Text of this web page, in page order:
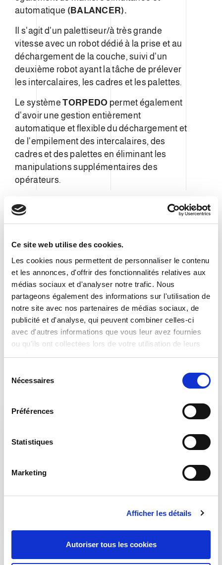
Ce site web utilise des cookies.
Les cookies nous permettent de personnaliser le contenu
et les annonces, d'offrir des fonctionnalités relatives aux
médias sociaux et d'analyser notre trafic. Nous
partageons également des informations sur l'utilisation de
notre site avec nos partenaires de médias sociaux, de
publicité et d'analyse, qui peuvent combiner celles-ci
avec d'autres informations que vous leur avez fournies
ou qu'ils ont collectées lors de votre utilisation de leurs
services.
Nécessaires
Préférences
Statistiques
Marketing
Afficher les détails
Autoriser tous les cookies
automatique (BALANCER).
Il s'agit d'un palettiseur/à très grande
vitesse avec un robot dédié à la prise et au
déchargement de la couche, suivi d'un
deuxième robot ayant la tâche de prélever
les intercalaires, les cadres et les palettes.
Le systèmeTORPEDO permet également
d'avoir une gestion entièrement
automatique et flexible du déchargement et
de l'empilement des intercalaires, des
cadres et des palettes en éliminant les
manipulations supplémentaires des
opérateurs.